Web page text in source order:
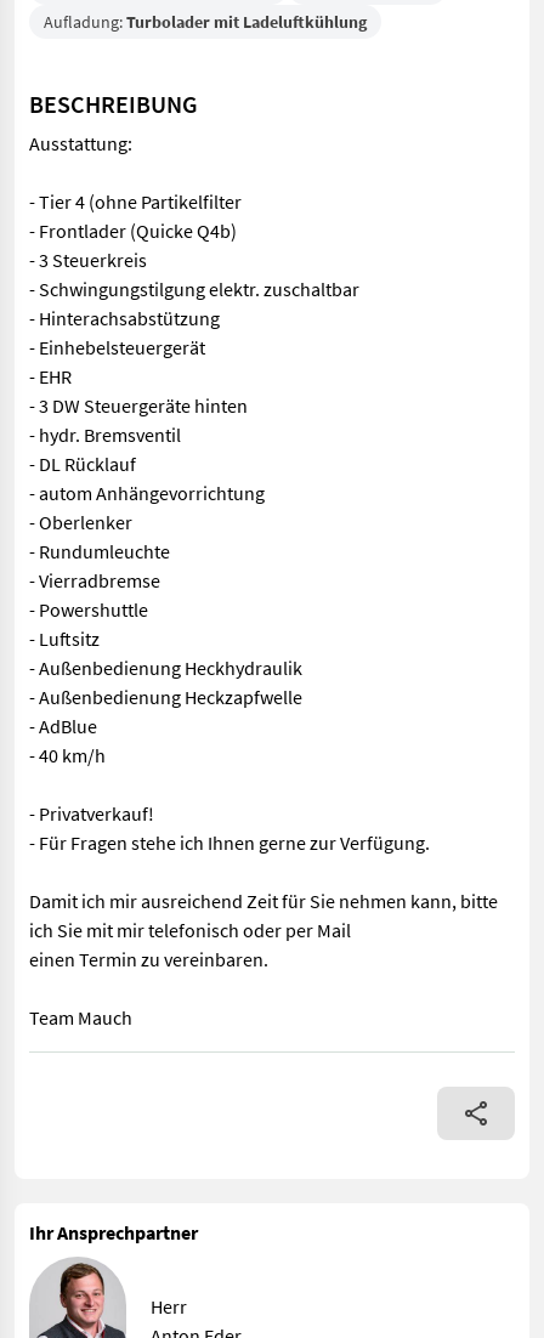
Aufladung:Turbolader mit Ladeluftkühlung
BESCHREIBUNG
Ausstattung:
- Tier 4 (ohne Partikelfilter
- Frontlader (Quicke Q4b)
- 3 Steuerkreis
- Schwingungstilgung elektr. zuschaltbar
- Hinterachsabstützung
- Einhebelsteuergerät
- EHR
- 3 DW Steuergeräte hinten
- hydr. Bremsventil
- DL Rücklauf
- autom Anhängevorrichtung
- Oberlenker
- Rundumleuchte
- Vierradbremse
- Powershuttle
- Luftsitz
- Außenbedienung Heckhydraulik
- Außenbedienung Heckzapfwelle
- AdBlue
- 40 km/h
- Privatverkauf!
- Für Fragen stehe ich Ihnen gerne zur Verfügung.
Damit ich mir ausreichend Zeit für Sie nehmen kann, bitte
ich Sie mit mir telefonisch oder per Mail
einen Termin zu vereinbaren.
Team Mauch
Ausstattung: - Tier 4 (ohne Partikelfilter - Frontlader (Quicke
Ihr Ansprechpartner
Herr